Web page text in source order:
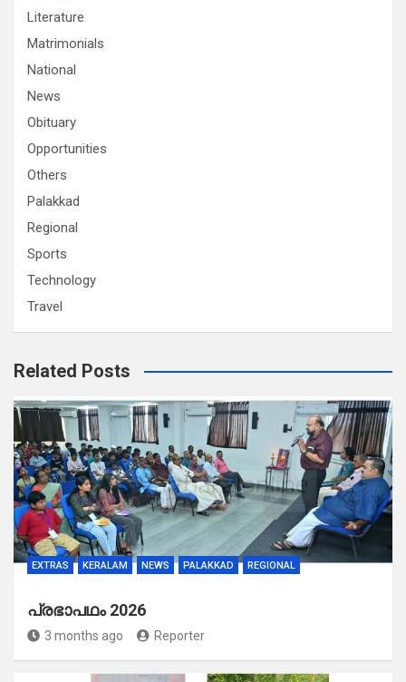
Literature
Matrimonials
National
News
Obituary
Opportunities
Others
Palakkad
Regional
Sports
Technology
Travel
Related Posts
EXTRAS KERALAM NEWS PALAKKAD REGIONAL
പ്രഭാപഥം 2026
3 months ago Reporter